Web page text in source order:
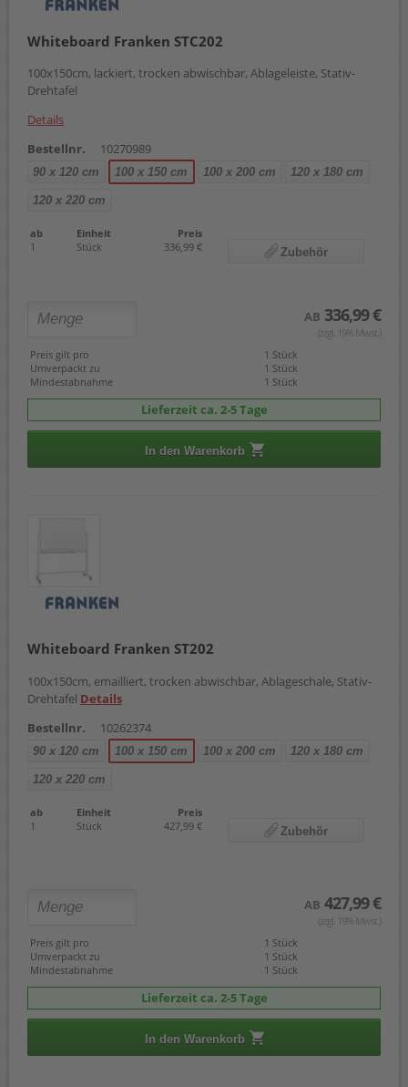
Whiteboard Franken STC202
100x150cm, lackiert, trocken abwischbar, Ablageleiste, Stativ-
Drehtafel
Details
Bestellnr.
10270989
90 x 120 cm 100 x 150 cm 100 x 200 cm 120 x 180 cm
120 x 220 cm
ab Einheit
Preis
1
Stück 336,99 € Zubehör
AB 336,99 €
(zzgl. 19% Mwst.)
Preis gilt pro
1 Stück
Umverpackt zu
1 Stück
Mindestabnahme
1 Stück
Lieferzeit ca. 2-5 Tage
In den Warenkorb
Whiteboard Franken ST202
100x150cm, emailliert, trocken abwischbar, Ablageschale, Stativ-
Drehtafel Details
Bestellnr.
10262374
90 x 120 cm 100 x 150 cm 100 x 200 cm 120 x 180 cm
120 x 220 cm
ab Einheit
Preis
1
Stück 427,99 € Zubehör
AB 427,99 €
(zzgl. 19% Mwst.)
Preis gilt pro
1 Stück
Umverpackt zu
1 Stück
Mindestabnahme
1 Stück
Lieferzeit ca. 2-5 Tage
In den Warenkorb